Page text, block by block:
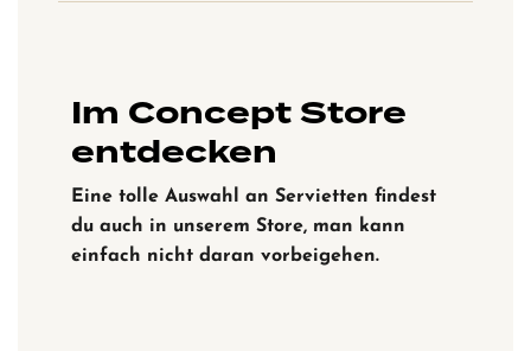
Im Concept Store
entdecken
Eine tolle Auswahl an Servietten findest
du auch in unserem Store, man kann
einfach nicht daran vorbeigehen.